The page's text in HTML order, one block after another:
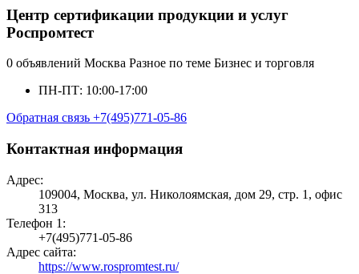
Центр сертификации продукции и услуг
Роспромтест
0 объявлений Москва Разное по теме Бизнес и торговля
ПН-ПТ: 10:00-17:00
Обратная связь +7(495)771-05-86
Контактная информация
Адрес:
109004, Москва, ул. Николоямская, дом 29, стр. 1, офис
313
Телефон 1:
+7(495)771-05-86
Адрес сайта:
https://www.rospromtest.ru/